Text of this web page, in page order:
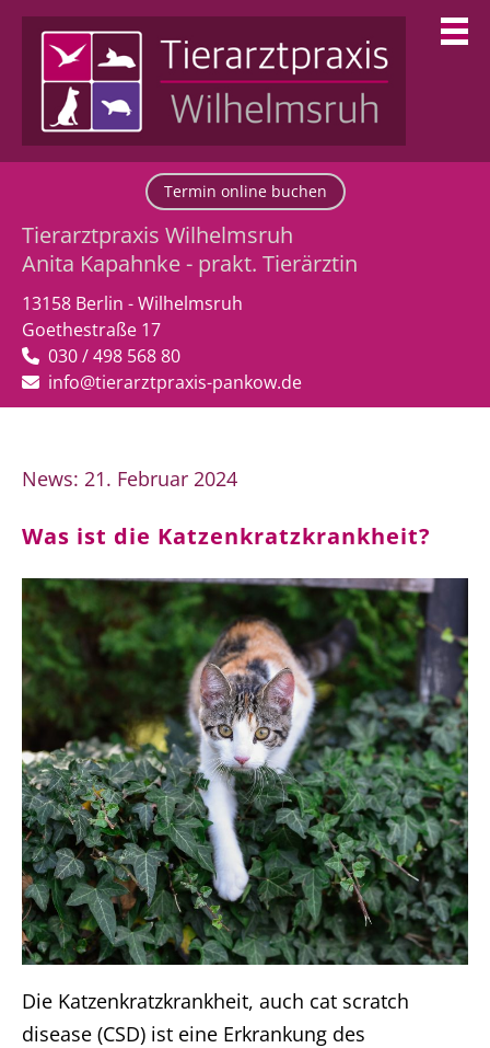
Termin online buchen
030 / 498 568 80
info@tierarztpraxis-pankow.de
Termin online buchen
Tierarztpraxis Wilhelmsruh
Anita Kapahnke - prakt. Tierärztin
13158 Berlin - Wilhelmsruh
Goethestraße 17
030 / 498 568 80
info@tierarztpraxis-pankow.de
News: 21. Februar 2024
Was ist die Katzenkratzkrankheit?
Die Katzenkratzkrankheit, auch cat scratch
disease (CSD) ist eine Erkrankung des